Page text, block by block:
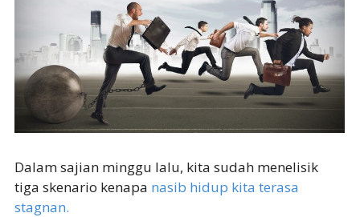
Dalam sajian minggu lalu, kita sudah menelisik
tiga skenario kenapa nasib hidup kita terasa
stagnan.